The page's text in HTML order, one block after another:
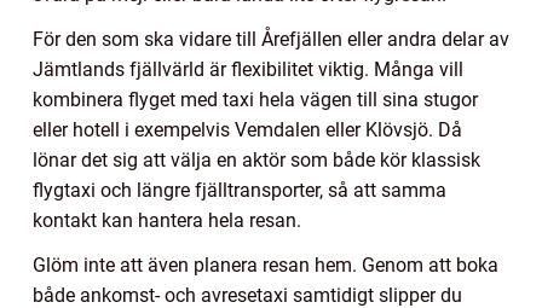
För den som ska vidare till Årefjällen eller andra delar av
Jämtlands fjällvärld är flexibilitet viktig. Många vill
kombinera flyget med taxi hela vägen till sina stugor
eller hotell i exempelvis Vemdalen eller Klövsjö. Då
lönar det sig att välja en aktör som både kör klassisk
flygtaxi och längre fjälltransporter, så att samma
kontakt kan hantera hela resan.
Glöm inte att även planera resan hem. Genom att boka
både ankomst- och avresetaxi samtidigt slipper du